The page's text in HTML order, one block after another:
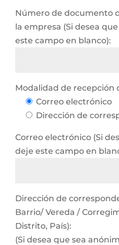
Número de documento
la empresa (Si desea
este campo en blanco):
Modalidad de recepción
Correo electrónico
Dirección de
Correo electrónico (Si
deje este campo en
Dirección de
Barrio/ Vereda /
Distrito, País):
(Si desea que sea